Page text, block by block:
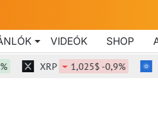
VIDEÓK SHOP
XRP 1,025$ -0,9%